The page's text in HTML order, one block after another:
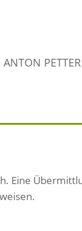
ANTON PETTER
Eine